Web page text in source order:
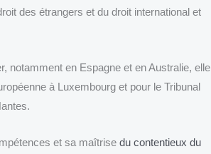
des étrangers et du droit international et
notamment en Espagne et en Australie, elle
à Luxembourg et pour le Tribunal
et sa maîtrise du contentieux du